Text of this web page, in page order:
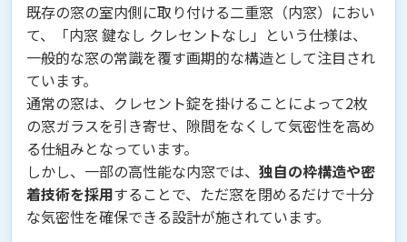
既存の窓の室内側に取り付ける二重窓（内窓）におい
て、「内窓 鍵なし クレセントなし」という仕様は、
一般的な窓の常識を覆す画期的な構造として注目され
ています。
通常の窓は、クレセント錠を掛けることによって2枚
の窓ガラスを引き寄せ、隙間をなくして気密性を高め
る仕組みとなっています。
しかし、一部の高性能な内窓では、 独自の枠構造や密
着技術を採用することで、ただ窓を閉めるだけで十分
な気密性を確保できる設計が施されています。